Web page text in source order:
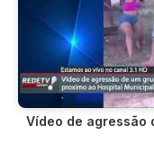
Vídeo de agressão